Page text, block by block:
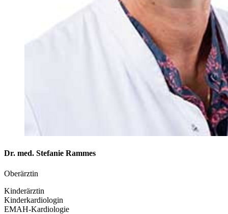
Dr. med. Stefanie Rammes
Oberärztin
Kinderärztin
Kinderkardiologin
EMAH-Kardiologie